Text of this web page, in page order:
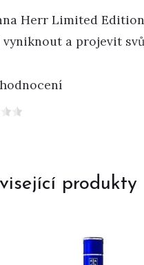
Herr Limited
a projevit
produkty